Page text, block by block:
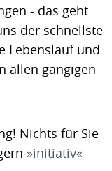
- das geht
der schnellste
Lebenslauf und
allen gängigen
Nichts für Sie
initiativ